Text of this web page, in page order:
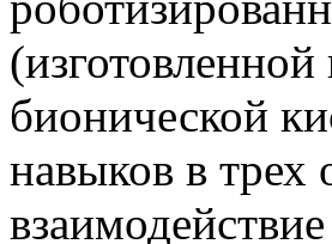
бионической
навыков в трех